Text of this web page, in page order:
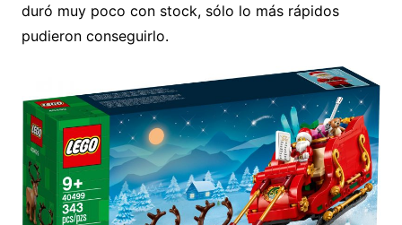
duró muy poco con stock, sólo lo más rápidos
pudieron conseguirlo.